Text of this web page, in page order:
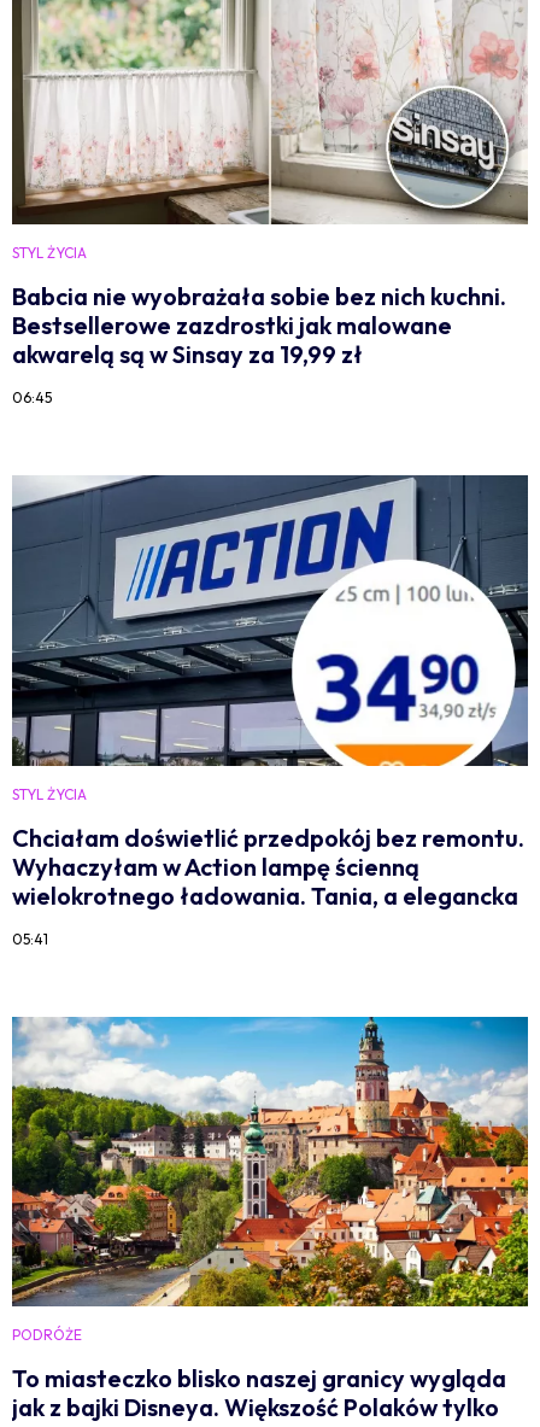
STYL ŻYCIA
Babcia nie wyobrażała sobie bez nich kuchni.
Bestsellerowe zazdrostki jak malowane
akwarelą są w Sinsay za 19,99 zł
06:45
STYL ŻYCIA
Chciałam doświetlić przedpokój bez remontu.
Wyhaczyłam w Action lampę ścienną
wielokrotnego ładowania. Tania, a elegancka
05:41
PODRÓŻE
To miasteczko blisko naszej granicy wygląda
jak z bajki Disneya. Większość Polaków tylko